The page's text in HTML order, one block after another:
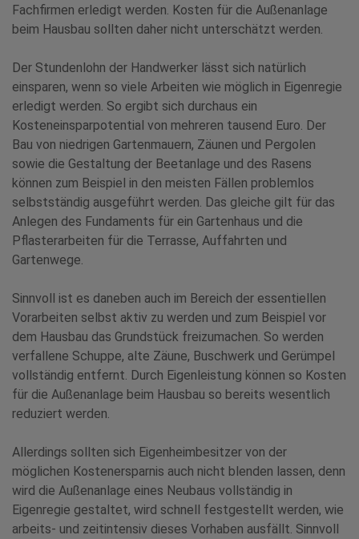
Fachfirmen erledigt werden. Kosten für die Außenanlage
beim Hausbau sollten daher nicht unterschätzt werden.
Der Stundenlohn der Handwerker lässt sich natürlich
einsparen, wenn so viele Arbeiten wie möglich in Eigenregie
erledigt werden. So ergibt sich durchaus ein
Kosteneinsparpotential von mehreren tausend Euro. Der
Bau von niedrigen Gartenmauern, Zäunen und Pergolen
sowie die Gestaltung der Beetanlage und des Rasens
können zum Beispiel in den meisten Fällen problemlos
selbstständig ausgeführt werden. Das gleiche gilt für das
Anlegen des Fundaments für ein Gartenhaus und die
Pflasterarbeiten für die Terrasse, Auffahrten und
Gartenwege.
Sinnvoll ist es daneben auch im Bereich der essentiellen
Vorarbeiten selbst aktiv zu werden und zum Beispiel vor
dem Hausbau das Grundstück freizumachen. So werden
verfallene Schuppe, alte Zäune, Buschwerk und Gerümpel
vollständig entfernt. Durch Eigenleistung können so Kosten
für die Außenanlage beim Hausbau so bereits wesentlich
reduziert werden.
Allerdings sollten sich Eigenheimbesitzer von der
möglichen Kostenersparnis auch nicht blenden lassen, denn
wird die Außenanlage eines Neubaus vollständig in
Eigenregie gestaltet, wird schnell festgestellt werden, wie
arbeits- und zeitintensiv dieses Vorhaben ausfällt. Sinnvoll